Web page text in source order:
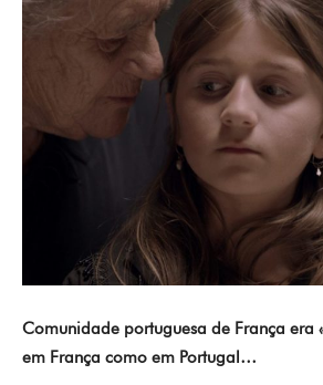
Comunidade portuguesa de França
em França como em Portugal…